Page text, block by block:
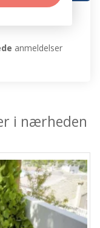
anmeldelser
i nærheden